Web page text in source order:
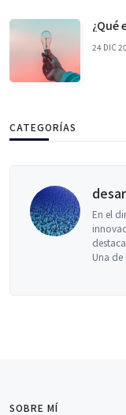
¿Qué
24 DIC
CATEGORÍAS
En el
Una
SOBRE MÍ